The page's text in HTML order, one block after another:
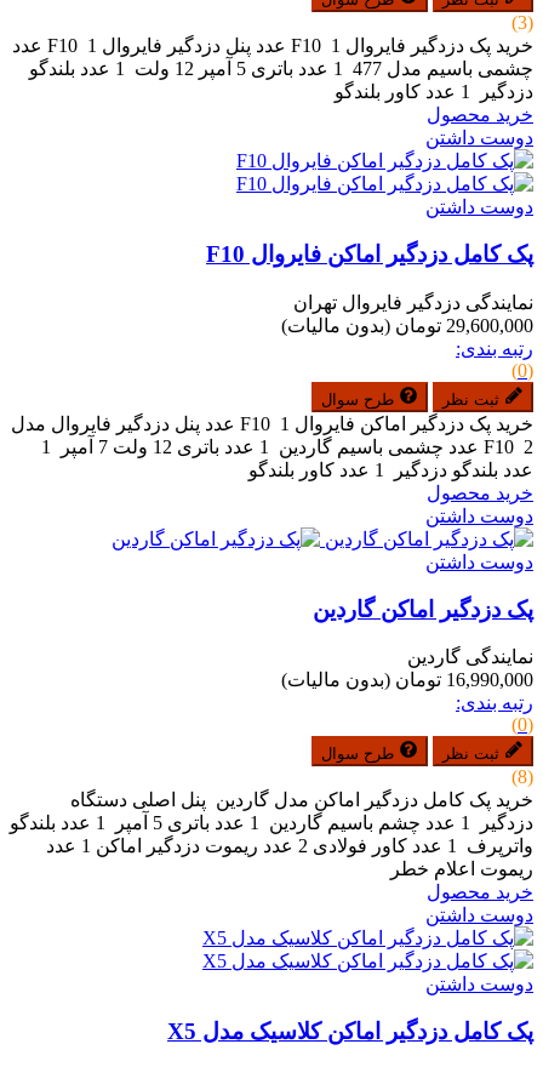
(3)
خرید پک دزدگیر فایروال F10 1 عدد پنل دزدگیر فایروال F10 1 عدد
چشمی باسیم مدل 477 1 عدد باتری 5 آمپر 12 ولت 1 عدد بلندگو
دزدگیر 1 عدد کاور بلندگو
خرید محصول
دوست داشتن
دوست داشتن
پک کامل دزدگیر اماکن فایروال F10
نمایندگی دزدگیر فایروال تهران
29,600,000 تومان
(بدون مالیات)
رتبه بندی:
(0)
ثبت نظر طرح سوال
خرید پک دزدگیر اماکن فایروال F10 1 عدد پنل دزدگیر فایروال مدل
F10 2 عدد چشمی باسیم گاردین 1 عدد باتری 12 ولت 7 آمپر 1
عدد بلندگو دزدگیر 1 عدد کاور بلندگو
خرید محصول
دوست داشتن
دوست داشتن
پک دزدگیر اماکن گاردین
نمایندگی گاردین
16,990,000 تومان
(بدون مالیات)
رتبه بندی:
(0)
ثبت نظر طرح سوال
(8)
خرید پک کامل دزدگیر اماکن مدل گاردین پنل اصلی دستگاه
دزدگیر 1 عدد چشم باسیم گاردین 1 عدد باتری 5 آمپر 1 عدد بلندگو
واترپرف 1 عدد کاور فولادی 2 عدد ریموت دزدگیر اماکن 1 عدد
ریموت اعلام خطر
خرید محصول
دوست داشتن
دوست داشتن
پک کامل دزدگیر اماکن کلاسیک مدل X5